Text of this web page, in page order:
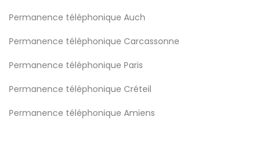
Permanence téléphonique Auch
Permanence téléphonique Carcassonne
Permanence téléphonique Paris
Permanence téléphonique Créteil
Permanence téléphonique Amiens